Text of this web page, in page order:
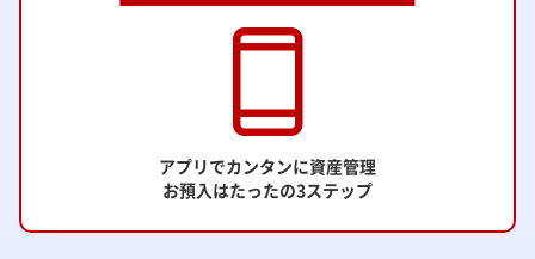
アプリでカンタンに資産管理
お預入はたったの3ステップ